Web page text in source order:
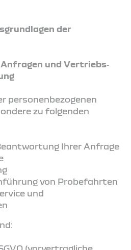
der
und Vertriebs‑
personenbezogenen
zu folgenden
Ihrer Anfrage
von Probefahrten
und